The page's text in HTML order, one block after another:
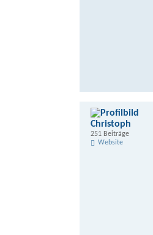
Christoph
251 Beiträge
Website